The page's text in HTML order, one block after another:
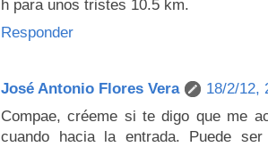
h para unos tristes 10.5 km.
Responder
José Antonio Flores Vera
18/2/12,
Compae, créeme si te digo que me
cuando hacia la entrada. Puede